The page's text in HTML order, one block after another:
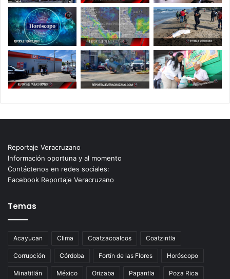
Reportaje Veracruzano
Información oportuna y al momento
Contáctenos en redes sociales:
Facebook Reportaje Veracruzano
Temas
Acayucan Clima Coatzacoalcos Coatzintla
Corrupción Córdoba Fortín de las Flores Horóscopo
Minatitlán México Orizaba Papantla Poza Rica